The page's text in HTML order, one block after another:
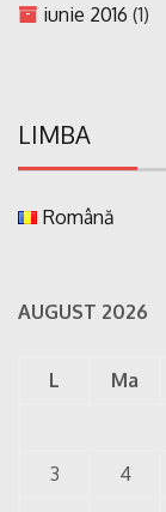
iunie 2016 (1)
LIMBA
Română
AUGUST 2026
L Ma
3
4